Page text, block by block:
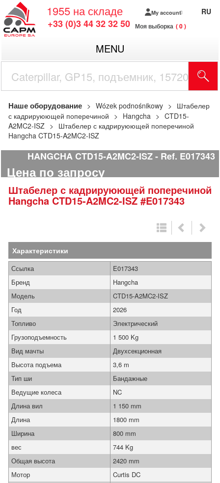
1955 на складе
+33 (0)3 44 32 32 50
My account
Моя выборка 0
RU
MENU
Наше оборудование Wózek podnośnikowy
Штабелер
с кадрируюющей поперечиной
Hangcha
CTD15-
A2MC2-ISZ
Штабелер с кадрируюющей поперечиной
Hangcha CTD15-A2MC2-ISZ
HANGCHA CTD15-A2MC2-ISZ Ref. E017343
Цена по запросу
Штабелер с кадрируюющей поперечиной
Hangcha CTD15-A2MC2-ISZ #E017343
Характеристики
Ссылка
E017343
Бренд
Hangcha
Модель
CTD15-A2MC2-ISZ
Год
2026
Топливо
Электрический
Грузоподъемность
1 500 Kg
Вид мачты
Двухсекционная
Высота подъема
3,6 m
Тип ши
Бандажные
Ведущие колеса
NC
Длина вил
1 150 mm
Длина
1800 mm
Ширина
800 mm
вес
744 Kg
Общая высота
2420 mm
Мотор
Curtis DC